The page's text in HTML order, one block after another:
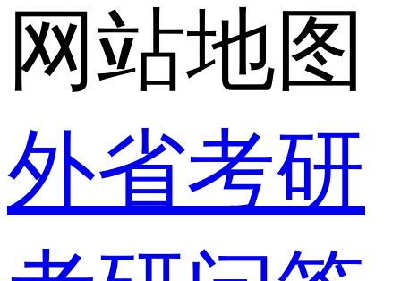
网站地图
外省考研